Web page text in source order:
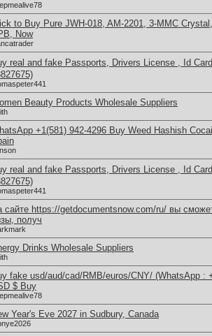
to Buy Pure JWH-018, AM-2201, 3-MMC
Now
real and fake Passports, Drivers License , Id
Beauty Products Wholesale Suppliers
+1(581) 942-4296 Buy Weed Hashish
real and fake Passports, Drivers License , Id
сайте https://getdocumentsnow.com/ru/ вы
получ
Drinks Wholesale Suppliers
fake usd/aud/cad/RMB/euros/CNY/ (WhatsApp :
$ Buy
Year's Eve 2027 in Sudbury, Canada